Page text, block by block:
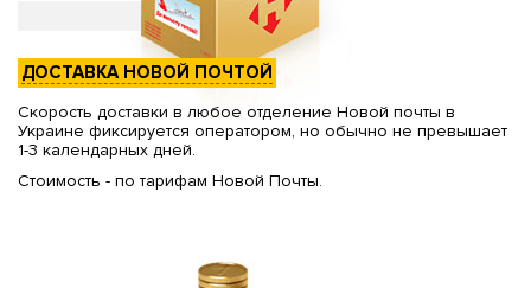
ДОСТАВКА НОВОЙ ПОЧТОЙ
Скорость доставки в любое отделение Новой почты в
Украине фиксируется оператором, но обычно не превышает
1-3 календарных дней.
Стоимость - по тарифам Новой Почты.